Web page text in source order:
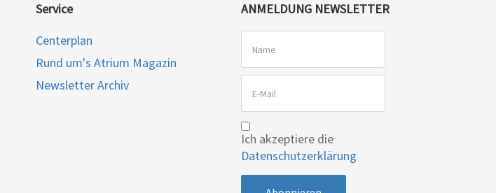
Service
Centerplan
Rund um's Atrium Magazin
Newsletter Archiv
ANMELDUNG NEWSLETTER
Ich akzeptiere die
Datenschutzerklärung